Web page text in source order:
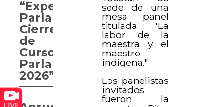
sede de una
mesa panel
titulada "La
labor de la
maestra y el
maestro
indígena."
Los panelistas
invitados
fueron la
“Experiencia
Parlamentaria.
Cierre
de
Curso
Parlamentario
2026”